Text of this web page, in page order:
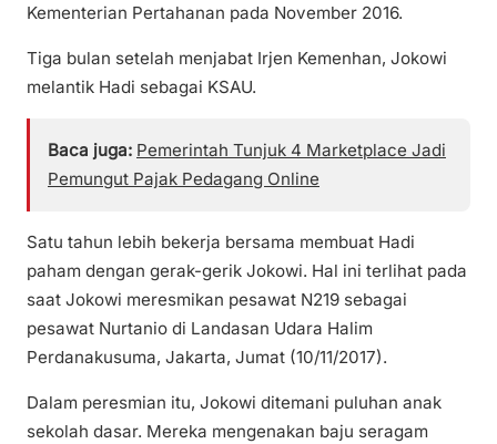
Kementerian Pertahanan pada November 2016.
Tiga bulan setelah menjabat Irjen Kemenhan, Jokowi
melantik Hadi sebagai KSAU.
Baca juga: Pemerintah Tunjuk 4 Marketplace Jadi
Pemungut Pajak Pedagang Online
Satu tahun lebih bekerja bersama membuat Hadi
paham dengan gerak-gerik Jokowi. Hal ini terlihat pada
saat Jokowi meresmikan pesawat N219 sebagai
pesawat Nurtanio di Landasan Udara Halim
Perdanakusuma, Jakarta, Jumat (10/11/2017).
Dalam peresmian itu, Jokowi ditemani puluhan anak
sekolah dasar. Mereka mengenakan baju seragam